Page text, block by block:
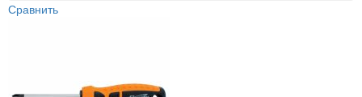
Сравнить